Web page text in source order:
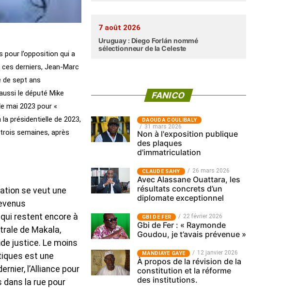
pour l’opposition qui a
derniers, Jean-Marc
de sept ans
le député Mike
mai 2023 pour «
présidentielle de 2023,
semaines, après
se veut une
restent encore à
de Makala,
justice. Le moins
est une
l’Alliance pour
dans la rue pour
7 août 2026
Uruguay : Diego Forlán nommé
sélectionneur de la Celeste
FANICO
‎DAOUDA COULIBALY
31 mars 2026
Non à l'exposition publique
des plaques
d'immatriculation
CLAUDE SAHY 26 mars 2026
Avec Alassane Ouattara, les
résultats concrets d’un
diplomate exceptionnel
GBI DE FER 22 février 2026
Gbi de Fer : « Raymonde
Goudou, je t’avais prévenue »
MANDIAYE GAYE 12 janvier 2026
À propos de la révision de la
constitution et la réforme
des institutions.